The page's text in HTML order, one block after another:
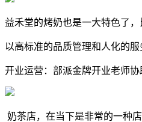
益禾堂的烤奶也是一大特色了
以高标准的品质管理和人化的
开业运营：部派金牌开业老师
奶茶店，在当下是非常的一种